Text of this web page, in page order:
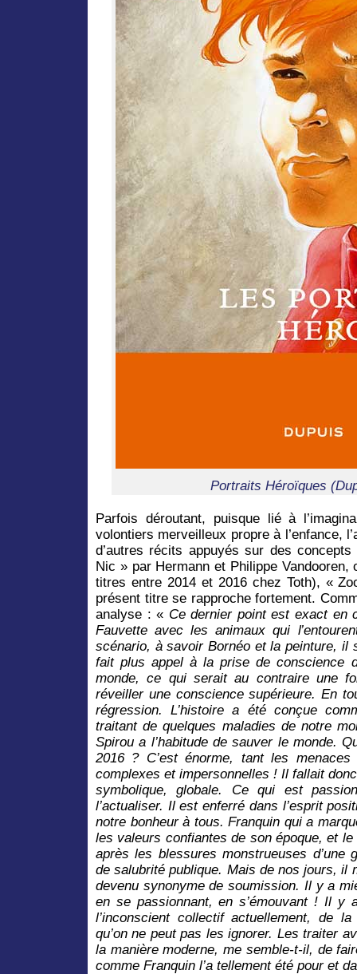
Portraits Héroïques
Parfois déroutant, puisque lié à
volontiers merveilleux propre à l’enfance,
d’autres récits appuyés sur des
Nic » par Hermann et Philippe
titres entre 2014 et 2016 chez Toth), «
présent titre se rapproche fortement.
analyse : « Ce dernier point est exact en
Fauvette avec les animaux qui
scénario, à savoir Bornéo et la peinture, il
fait plus appel à la prise de conscience
monde, ce qui serait au contraire une
réveiller une conscience supérieure. En
régression. L’histoire a été conçue
traitant de quelques maladies de notre
Spirou a l’habitude de sauver le monde.
2016 ? C’est énorme, tant les menaces
complexes et impersonnelles ! Il fallait
symbolique, globale. Ce qui est
l’actualiser. Il est enferré dans l’esprit
notre bonheur à tous. Franquin qui a
les valeurs confiantes de son époque, et
après les blessures monstrueuses d’une
de salubrité publique. Mais de nos jours, il
devenu synonyme de soumission. Il y a
en se passionnant, en s’émouvant ! Il y
l’inconscient collectif actuellement, de
qu’on ne peut pas les ignorer. Les traiter
la manière moderne, me semble-t-il, de
comme Franquin l’a tellement été pour et